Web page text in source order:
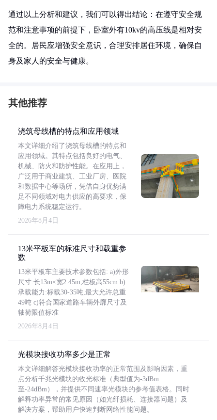
通过以上分析和建议，我们可以得出结论：在遵守安全规
范和注意事项的前提下，卧室外有10kv的高压线是相对安
全的。居民应增强安全意识，合理安排居住环境，确保自
身及家人的安全与健康。
其他推荐
浇筑母线槽的特点和应用领域
本文详细介绍了浇筑母线槽的特点和
应用领域。其特点包括良好的电气、
机械、防火和防护性能。在应用上，
广泛用于商业建筑、工业厂房、医院
和数据中心等场所，凭借自身优势满
足不同领域对电力供应的高要求，保
障电力系统稳定运行。
2026年8月4日
13米平板车的标准尺寸和载重参
数
13米平板车主要技术参数包括: a)外形
尺寸:长13m×宽2.45m,栏板高55cm b)
承载能力:标载30-35吨,最大允许总重
49吨 c)符合国家道路车辆外廓尺寸及
轴荷限值标准
2026年8月4日
光模块接收功率多少是正常
本文详细解答光模块接收功率的正常范围及影响因素，重
点分析千兆光模块的收光标准（典型值为-3dBm
至-24dBm），并提供不同速率光模块的参考值表格。同时
解释功率异常的常见原因（如光纤损耗、连接器问题）及
解决方案，帮助用户快速判断网络性能问题。